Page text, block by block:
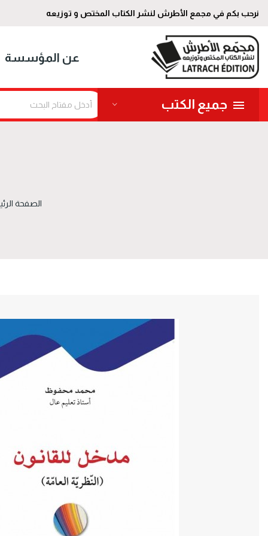
نرحب بكم في مجمع الأطرش لنشر الكتاب المختص و توزيعه
عن المؤسسة
جميع الكتب
الصفحة